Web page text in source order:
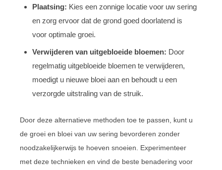
Plaatsing: Kies een zonnige locatie voor uw sering
en zorg ervoor dat de grond goed doorlatend is
voor optimale groei.
Verwijderen van uitgebloeide bloemen: Door
regelmatig uitgebloeide bloemen te verwijderen,
moedigt u nieuwe bloei aan en behoudt u een
verzorgde uitstraling van de struik.
Door deze alternatieve methoden toe te passen, kunt u
de groei en bloei van uw sering bevorderen zonder
noodzakelijkerwijs te hoeven snoeien. Experimenteer
met deze technieken en vind de beste benadering voor